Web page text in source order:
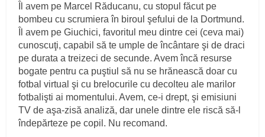
Îl avem pe Marcel Răducanu, cu stopul făcut pe
bombeu cu scrumiera în biroul şefului de la Dortmund.
Îl avem pe Giuchici, favoritul meu dintre cei (ceva mai)
cunoscuţi, capabil să te umple de încântare şi de draci
pe durata a treizeci de secunde. Avem încă resurse
bogate pentru ca puştiul să nu se hrănească doar cu
fotbal virtual şi cu brelocurile cu decolteu ale marilor
fotbalişti ai momentului. Avem, ce-i drept, şi emisiuni
TV de aşa-zisă analiză, dar unele dintre ele riscă să-l
îndepărteze pe copil. Nu recomand.